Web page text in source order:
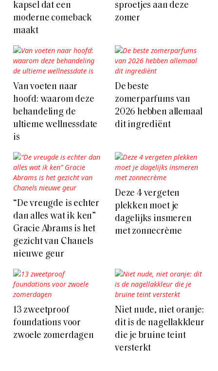
kapsel dat een
moderne comeback
maakt
sproetjes aan deze
zomer
Van voeten naar
hoofd: waarom deze
behandeling de
ultieme wellnessdate
is
De beste
zomerparfums van
2026 hebben allemaal
dit ingrediënt
“De vreugde is echter
dan alles wat ik ken”
Gracie Abrams is het
gezicht van Chanels
nieuwe geur
Deze 4 vergeten
plekken moet je
dagelijks insmeren
met zonnecrème
13 zweetproof
foundations voor
zwoele zomerdagen
Niet nude, niet oranje:
dit is de nagellakkleur
die je bruine teint
versterkt